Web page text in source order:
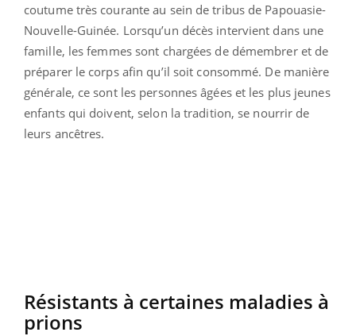
coutume très courante au sein de tribus de Papouasie-
Nouvelle-Guinée. Lorsqu’un décès intervient dans une
famille, les femmes sont chargées de démembrer et de
préparer le corps afin qu’il soit consommé. De manière
générale, ce sont les personnes âgées et les plus jeunes
enfants qui doivent, selon la tradition, se nourrir de
leurs ancêtres.
Résistants à certaines maladies à
prions